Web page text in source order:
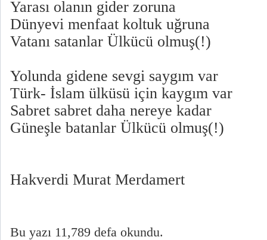
Yarası olanın gider zoruna
Dünyevi menfaat koltuk uğruna
Vatanı satanlar Ülkücü olmuş(!)
Yolunda gidene sevgi saygım var
Türk- İslam ülküsü için kaygım var
Sabret sabret daha nereye kadar
Güneşle batanlar Ülkücü olmuş(!)
Hakverdi Murat Merdamert
Bu yazı 11,789 defa okundu.